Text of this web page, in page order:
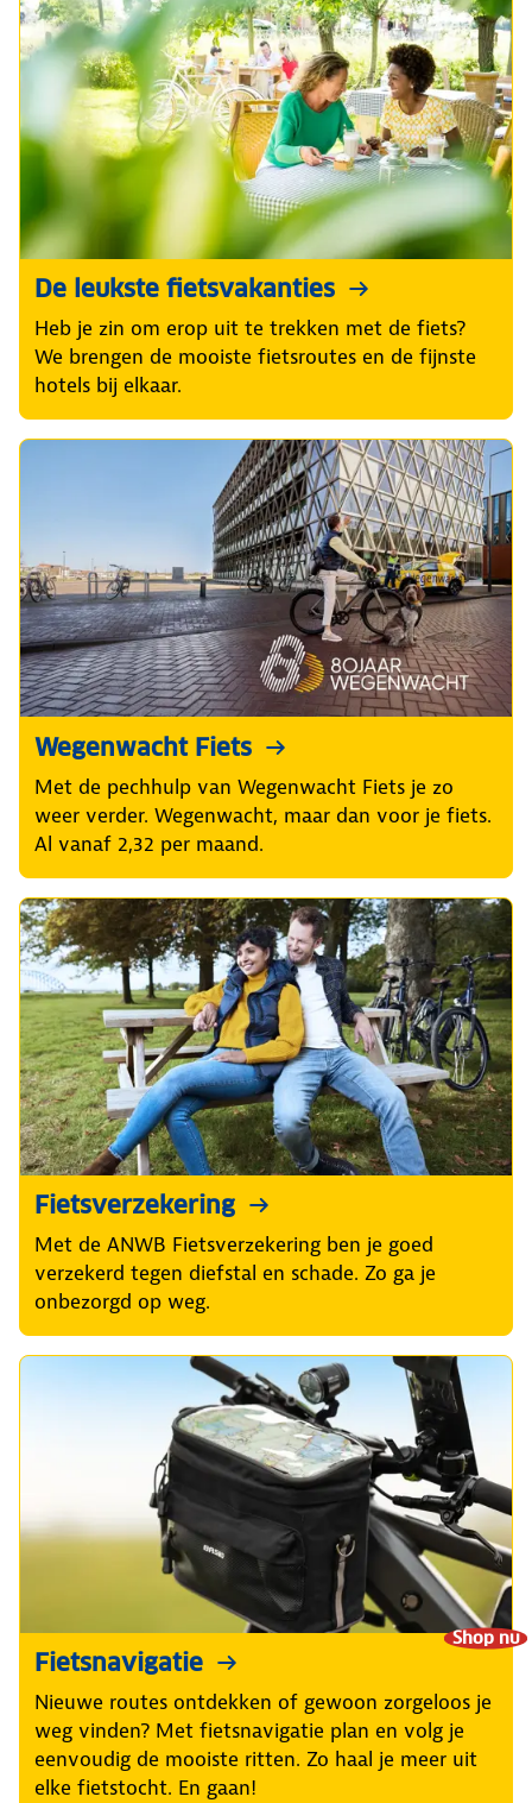
De leukste fietsvakanties
Heb je zin om erop uit te trekken met de fiets?
We brengen de mooiste fietsroutes en de fijnste
hotels bij elkaar.
Wegenwacht Fiets
Met de pechhulp van Wegenwacht Fiets je zo
weer verder. Wegenwacht, maar dan voor je fiets.
Al vanaf 2,32 per maand.
Fietsverzekering
Met de ANWB Fietsverzekering ben je goed
verzekerd tegen diefstal en schade. Zo ga je
onbezorgd op weg.
Shop nu
Fietsnavigatie
Nieuwe routes ontdekken of gewoon zorgeloos je
weg vinden? Met fietsnavigatie plan en volg je
eenvoudig de mooiste ritten. Zo haal je meer uit
elke fietstocht. En gaan!